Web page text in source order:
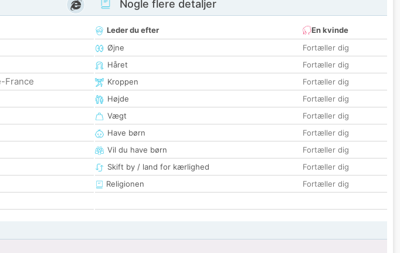
France
Nogle flere detaljer
Leder du efter
En kvinde
Øjne
Fortæller dig
Håret
Fortæller dig
Kroppen
Fortæller dig
Højde
Fortæller dig
Vægt
Fortæller dig
Have børn
Fortæller dig
Vil du have børn
Fortæller dig
Skift by / land for kærlighed
Fortæller dig
Religionen
Fortæller dig